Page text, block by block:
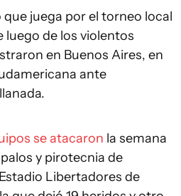
que juega por el torneo local
luego de los violentos
en Buenos Aires, en
ante
se atacaron la semana
y pirotecnia de
Libertadores de